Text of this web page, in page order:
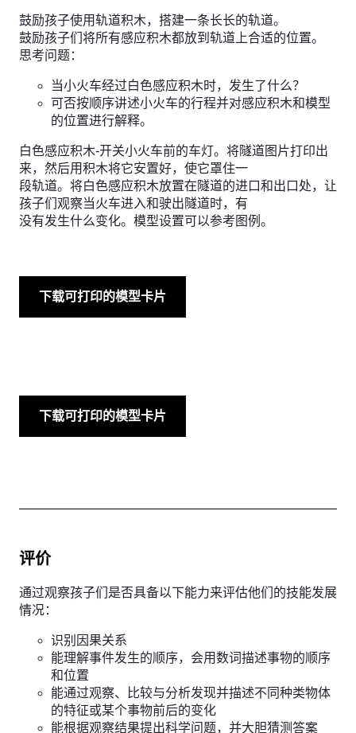
鼓励孩子使用轨道积木，搭建一条长长的轨道。
鼓励孩子们将所有感应积木都放到轨道上合适的位置。
思考问题：
当小火车经过白色感应积木时，发生了什么？
可否按顺序讲述小火车的行程并对感应积木和模型
的位置进行解释。
白色感应积木-开关小火车前的车灯。将隧道图片打印出
来，然后用积木将它安置好，使它罩住一
段轨道。将白色感应积木放置在隧道的进口和出口处，让
孩子们观察当火车进入和驶出隧道时，有
没有发生什么变化。模型设置可以参考图例。
下载可打印的模型卡片
下载可打印的模型卡片
评价
通过观察孩子们是否具备以下能力来评估他们的技能发展
情况：
识别因果关系
能理解事件发生的顺序，会用数词描述事物的顺序
和位置
能通过观察、比较与分析发现并描述不同种类物体
的特征或某个事物前后的变化
能根据观察结果提出科学问题，并大胆猜测答案